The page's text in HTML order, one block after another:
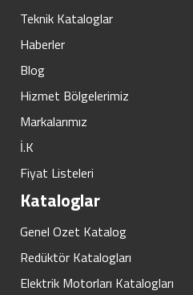
Teknik Kataloglar
Haberler
Blog
Hizmet Bölgelerimiz
Markalarımız
İ.K
Fiyat Listeleri
Kataloglar
Genel Ozet Katalog
Redüktör Katalogları
Elektrik Motorları Katalogları